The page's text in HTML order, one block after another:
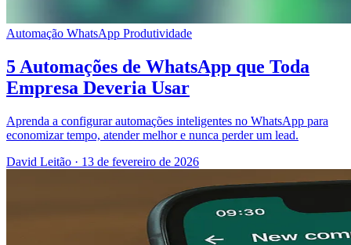
Automação WhatsApp Produtividade
5 Automações de WhatsApp que Toda
Empresa Deveria Usar
Aprenda a configurar automações inteligentes no WhatsApp para
economizar tempo, atender melhor e nunca perder um lead.
David Leitão · 13 de fevereiro de 2026